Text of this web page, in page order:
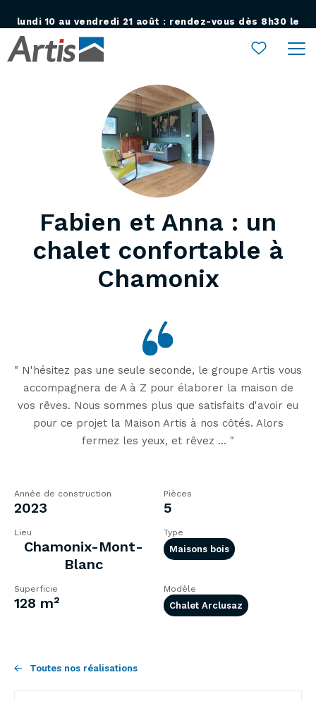
Ouvrir le menu
Fabien et Anna : un
chalet confortable à
Chamonix
" N'hésitez pas une seule seconde, le groupe Artis vous
accompagnera de A à Z pour élaborer la maison de
vos rêves. Nous sommes plus que satisfaits d'avoir eu
pour ce projet la Maison Artis à nos côtés. Alors
fermez les yeux, et rêvez ... "
Année de construction
2023
Pièces
5
Lieu
Chamonix-Mont-
Blanc
Type
Maisons bois
Superficie
128 m²
Modèle
Chalet Arclusaz
Toutes nos réalisations